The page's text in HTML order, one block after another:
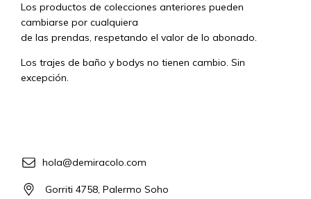
Los productos de colecciones anteriores pueden
cambiarse por cualquiera
de las prendas, respetando el valor de lo abonado.
Los trajes de baño y bodys no tienen cambio. Sin
excepción.
hola@demiracolo.com
Gorriti 4758, Palermo Soho